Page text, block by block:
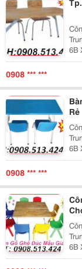
Công
6B
0908 *** ***
Rẻ
Công
6B
0908 *** ***
Công
6B